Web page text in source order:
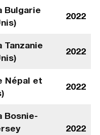
Bulgarie
2022
2022
Népal et
2022
Bosnie-
2022